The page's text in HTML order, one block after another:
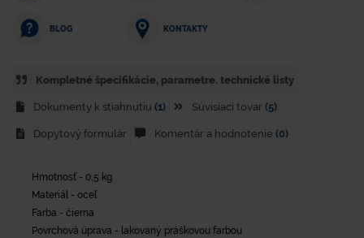
BLOG KONTAKTY
Kompletné špecifikácie, parametre. technické listy
Dokumenty k stiahnutiu (1) Súvisiaci tovar (5)
Dopytový formulár Komentár a hodnotenie (0)
Hmotnosť - 0,5 kg
Materiál - oceľ
Farba - čierna
Povrchová úprava - lakovaný práškovou farbou